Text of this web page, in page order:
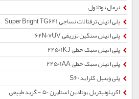
نرمال بوتانول
پلی اتیلن ترفتالات نساجی Super Bright TG641
پلی اتیلن سنگین تزریقی 62N07UV
پلی اتیلن سبک خطی 22501KJ
پلی اتیلن سبک خطی 22501AA
پلی وینیل کلراید S60
اکریلونیتریل بوتادین استایرن 50 - گرید طبیعی